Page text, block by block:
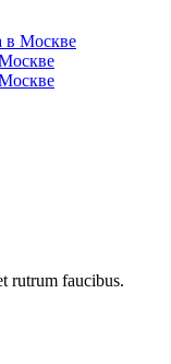
rutrum faucibus.